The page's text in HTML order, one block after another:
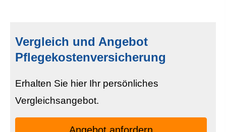
Vergleich und Angebot
Pflegekostenversicherung
Erhalten Sie hier Ihr persönliches
Vergleichsangebot.
An­ge­bot an­for­dern